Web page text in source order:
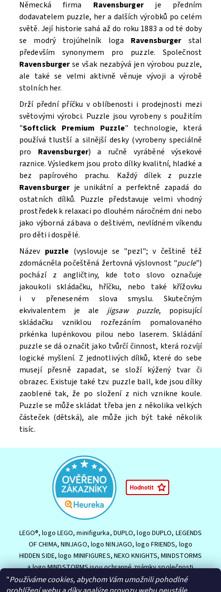
Souhlasím seZpracováním osobních údajů.
Německá firma Ravensburgerje předním
dodavatelem puzzle, her a dalších výrobků po celém
světě. Její historie sahá až do roku 1883 a od té doby
se modrý trojúhelník loga Ravensburgerstal
především synonymem pro puzzle. Společnost
Ravensburgerse však nezabývá jen výrobou puzzle,
ale také se velmi aktivně věnuje vývoji a výrobě
stolních her.
Drží přední příčku v oblíbenosti i prodejnosti mezi
světovými výrobci. Puzzle jsou vyrobeny s použitím
"Softclick Premium Puzzle" technologie, která
používá tlustší a silnější desky (vyrobeny speciálně
pro Ravensburger) a ručně vyráběné výsekové
raznice. Výsledkem jsou proto dílky kvalitní, hladké a
bez papírového prachu. Každý dílek z puzzle
Ravensburgerje unikátní a perfektně zapadá do
ostatních dílků. Puzzle představuje velmi vhodný
prostředek k relaxaci po dlouhém náročném dni nebo
jako výborná zábava o deštivém, nevlídném víkendu
pro děti i dospělé.
Název puzzle (vyslovuje se "pɐzl"; v češtině též
zdomácněla počeštěná žertovná výslovnost "pucle")
pochází z angličtiny, kde toto slovo označuje
jakoukoli skládačku, hříčku, nebo také křížovku
i v přeneseném slova smyslu. Skutečným
ekvivalentem je ale jigsaw puzzle, popisující
skládačku vzniklou rozřezáním pomalovaného
prkénka lupénkovou pilou nebo laserem. Skládání
puzzle se dá označit jako tvůrčí činnost, která rozvíjí
logické myšlení. Z jednotlivých dílků, které do sebe
musejí přesně zapadat, se složí kýžený tvar či
obrazec. Existuje také tzv. puzzle ball, kde jsou dílky
zaoblené tak, že po složení z nich vznikne koule.
Puzzle se může skládat třeba jen z několika velkých
částeček (dětská), ale může jich být také několik
tisíc.
LEGO®, logo LEGO, minifigurka, DUPLO, logo DUPLO, LEGENDS
OF CHIMA, NINJAGO, logo NINJAGO, logo FRIENDS, logo
HIDDEN SIDE, logo MINIFIGURES, NEXO KNIGHTS, MINDSTORMS
a logo MINDSTORMS jsou ochranné známky společnosti
LEGO Group nebo jsou chráněny autorským právem LEGO
Group. ©2026 The LEGO Group.
"Používáme cookies, abychom Vám umožnili pohodlné